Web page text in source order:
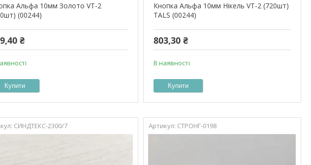
Альфа 10мм Золото VT-2
(00244)
₴
Купити
Кнопка Альфа 10мм Нікель VT-2 (720шт)
TALS (00244)
803,30 ₴
В наявності
Купити
СИНДТЕКС-2300/7 СТРОНГ-0198